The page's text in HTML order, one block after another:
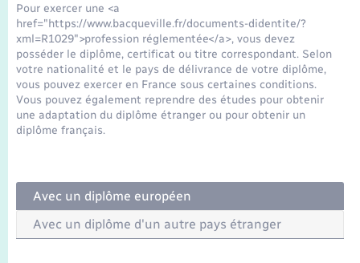
Transports
Voirie et espace public
Pour exercer une <a
href="https://www.bacqueville.fr/documents-didentite/?
xml=R1029">profession réglementée</a>, vous devez
posséder le diplôme, certificat ou titre correspondant. Selon
votre nationalité et le pays de délivrance de votre diplôme,
vous pouvez exercer en France sous certaines conditions.
Vous pouvez également reprendre des études pour obtenir
une adaptation du diplôme étranger ou pour obtenir un
diplôme français.
Avec un diplôme européen
Avec un diplôme d'un autre pays étranger